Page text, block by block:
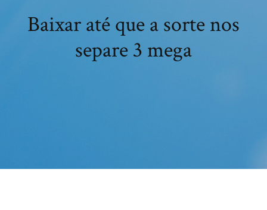
Baixar até que a sorte nos
separe 3 mega